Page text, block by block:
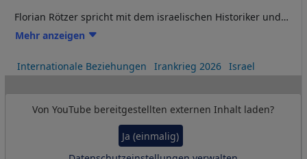
Florian Rötzer spricht mit dem israelischen Historiker und
Soziologen Moshe Zuckermann über die aktuelle Lage, die
Dynamik des Konflikts und die langfristigen Folgen für
Politik, Gesellschaft und internationale Beziehungen. Ein
analytisches Gespräch über Sicherheit, Identität und die
Unsicherheit ist.
Mehr anzeigen
Internationale Beziehungen Irankrieg 2026 Israel
Von YouTube bereitgestellten externen Inhalt laden?
Ja (einmalig)